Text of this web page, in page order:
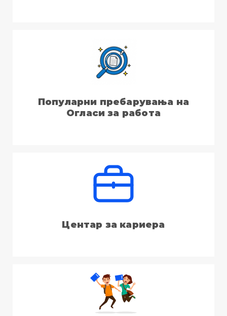
Популарни пребарувања на
Огласи за работа
Центар за кариера